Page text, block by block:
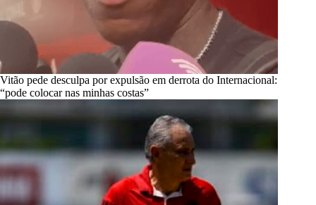
Vitão pede desculpa por expulsão em derrota do Internacional:
“pode colocar nas minhas costas”